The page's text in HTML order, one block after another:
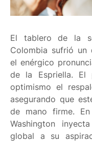
El tablero de la
Colombia sufrió un
el enérgico
de la Espriella. El
optimismo el
asegurando que
de mano firme.
Washington
global a su